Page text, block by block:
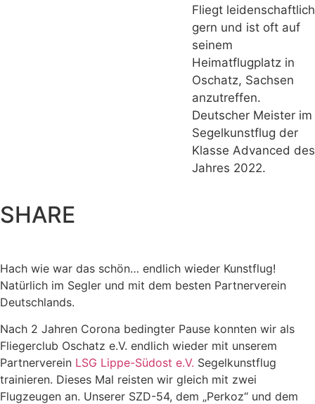
Fliegt leidenschaftlich
gern und ist oft auf
seinem
Heimatflugplatz in
Oschatz, Sachsen
anzutreffen.
Deutscher Meister im
Segelkunstflug der
Klasse Advanced des
Jahres 2022.
SHARE
Hach wie war das schön… endlich wieder Kunstflug!
Natürlich im Segler und mit dem besten Partnerverein
Deutschlands.
Nach 2 Jahren Corona bedingter Pause konnten wir als
Fliegerclub Oschatz e.V. endlich wieder mit unserem
Partnerverein LSG Lippe-Südost e.V. Segelkunstflug
trainieren. Dieses Mal reisten wir gleich mit zwei
Flugzeugen an. Unserer SZD-54, dem „Perkoz“ und dem